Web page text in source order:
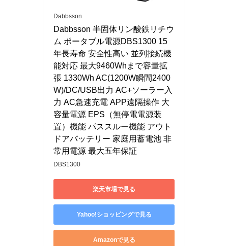
Dabbsson
Dabbsson 半固体リン酸鉄リチウ
ム ポータブル電源DBS1300 15
年長寿命 安全性高い 並列接続機
能対応 最大9460Whまで容量拡
張 1330Wh AC(1200W瞬間2400
W)/DC/USB出力 AC+ソーラー入
力 AC急速充電 APP遠隔操作 大
容量電源 EPS（無停電電源装
置）機能 パススルー機能 アウト
ドアバッテリー 家庭用蓄電池 非
常用電源 最大五年保証
DBS1300
楽天市場で見る
Yahoo!ショッピングで見る
Amazonで見る